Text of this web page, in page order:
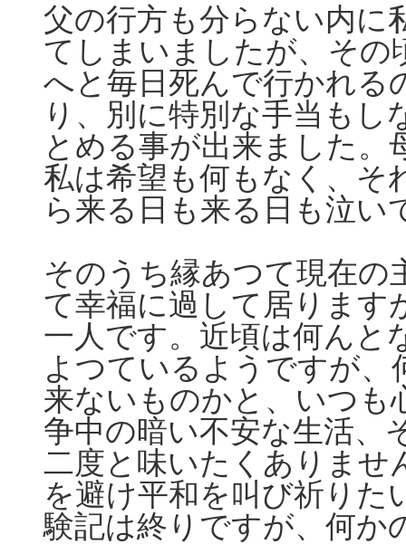
父の行方も分らない内に
てしまいましたが、その
へと毎日死んで行かれる
り、別に特別な手当も
とめる事が出来ました。
私は希望も何もなく、そ
ら来る日も来る日も泣い
そのうち縁あつて現在の
て幸福に過して居ります
一人です。近頃は何んと
よつているようですが
来ないものかと、いつも
争中の暗い不安な生活、
二度と味いたくありませ
を避け平和を叫び祈りた
験記は終りですが、何か